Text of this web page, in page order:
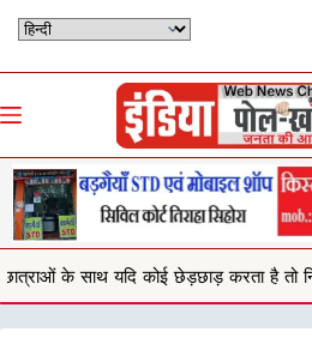
करता है तो निडर होकर पुलिस को दें